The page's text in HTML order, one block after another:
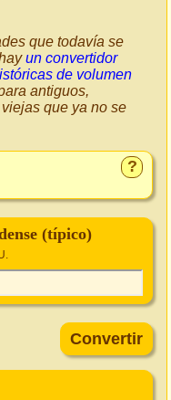
que todavía se
un convertidor
de volumen
antiguos,
que ya no se
?
(típico)